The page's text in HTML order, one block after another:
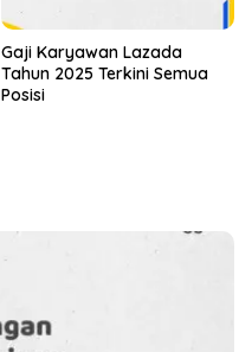
Gaji Karyawan Lazada
Tahun 2025 Terkini Semua
Posisi